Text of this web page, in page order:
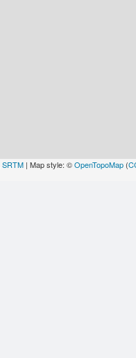
SRTM | Map style: ©OpenTopoMap (